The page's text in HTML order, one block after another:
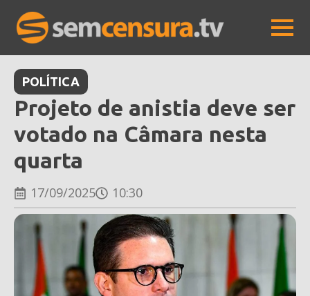
POLÍTICA
Projeto de anistia deve ser
votado na Câmara nesta
quarta
17/09/2025 10:30